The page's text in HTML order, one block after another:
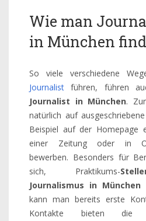
Wie man
in München
So viele verschiedene
Journalist führen, führen
Journalist in München.
natürlich auf
Beispiel auf der Homepage
einer Zeitung oder in
bewerben. Besonders für
sich, Praktikums-
Journalismus in München
kann man bereits erste
Kontakte bieten die